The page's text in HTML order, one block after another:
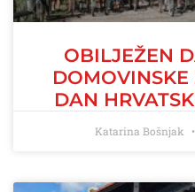
OBILJEŽEN
DAN
Katarina Bošnjak